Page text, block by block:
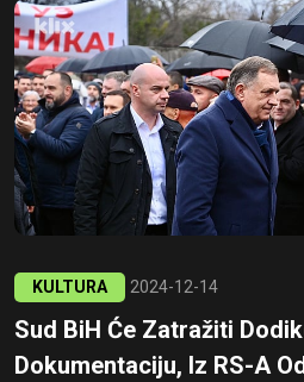
KULTURA 2024-12-14
Sud BiH Će Zatražiti
Dokumentaciju, Iz RS-A